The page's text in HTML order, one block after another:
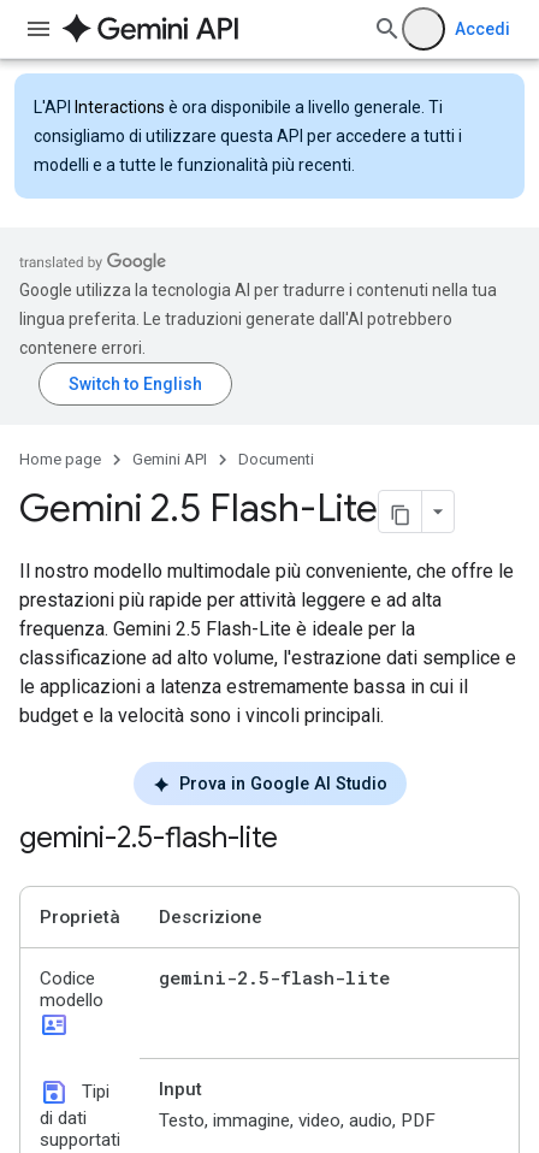
Accedi
L'API Interactions è ora disponibile a livello generale. Ti
consigliamo di utilizzare questa API per accedere a tutti i
modelli e a tutte le funzionalità più recenti.
Google utilizza la tecnologia AI per tradurre i contenuti nella tua
lingua preferita. Le traduzioni generate dall'AI potrebbero
contenere errori.
Home page Gemini API Documenti
Gemini 2.5 Flash-Lite
Il nostro modello multimodale più conveniente, che offre le
prestazioni più rapide per attività leggere e ad alta
frequenza. Gemini 2.5 Flash-Lite è ideale per la
classificazione ad alto volume, l'estrazione dati semplice e
le applicazioni a latenza estremamente bassa in cui il
budget e la velocità sono i vincoli principali.
Prova in Google AI Studio
gemini-2.5-flash-lite
Proprietà Descrizione
Codice
modello
id_card
gemini-2 .5-flash-lite
save
Tipi
di dati
supportati
Input
Testo, immagine, video, audio, PDF